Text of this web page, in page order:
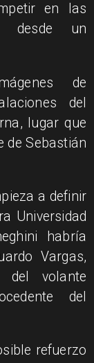
en las
desde un
de
del
lugar que
de Sebastián
a definir
Universidad
habría
Vargas,
del volante
del
refuerzo